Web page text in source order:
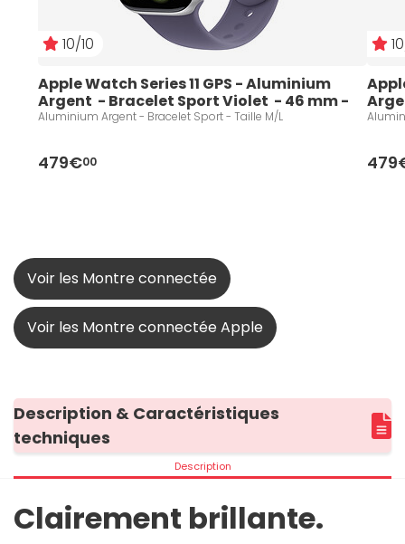
10/10
Apple Watch Series 11 GPS - Aluminium
Argent  - Bracelet Sport Violet  - 46 mm -
Taille M/L
Aluminium Argent - Bracelet Sport - Taille M/L
479€00
Voir les Montre connectée
Voir les Montre connectée Apple
Description & Caractéristiques
techniques
Description
Clairement brillante.